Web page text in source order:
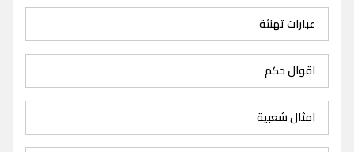
عبارات تهنئة
اقوال حكم
امثال شعبية